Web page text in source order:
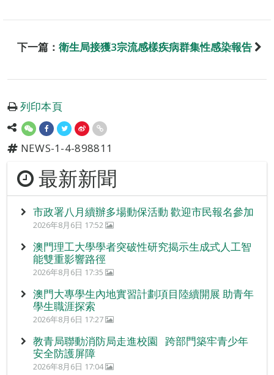
下一篇： 衛生局接獲3宗流感樣疾病群集性感染報告
列印本頁
NEWS-1-4-898811
最新新聞
市政署八月續辦多場動保活動 歡迎市民報名參加
2026年8月6日 17:52
澳門理工大學學者突破性研究揭示生成式人工智
能雙重影響路徑
2026年8月6日 17:35
澳門大專學生內地實習計劃項目陸續開展 助青年
學生職涯探索
2026年8月6日 17:27
教青局聯動消防局走進校園 跨部門築牢青少年
安全防護屏障
2026年8月6日 17:04